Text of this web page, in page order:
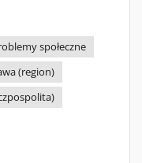
społeczne
(region)